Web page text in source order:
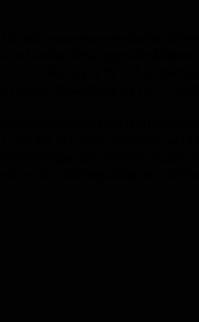
att reparera eventuella
att underlätta upprätthållande.
och driftsättning av LED-
(till
och specifikation av
strukturell design,